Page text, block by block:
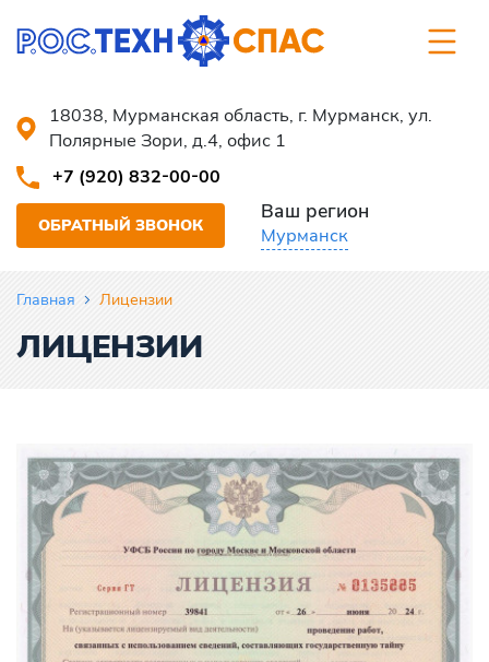
18038, Мурманская область, г. Мурманск, ул.
Полярные Зори, д.4, офис 1
+7 (920) 832-00-00
Ваш регион
Мурманск
ОБРАТНЫЙ ЗВОНОК
Главная Лицензии
ЛИЦЕНЗИИ